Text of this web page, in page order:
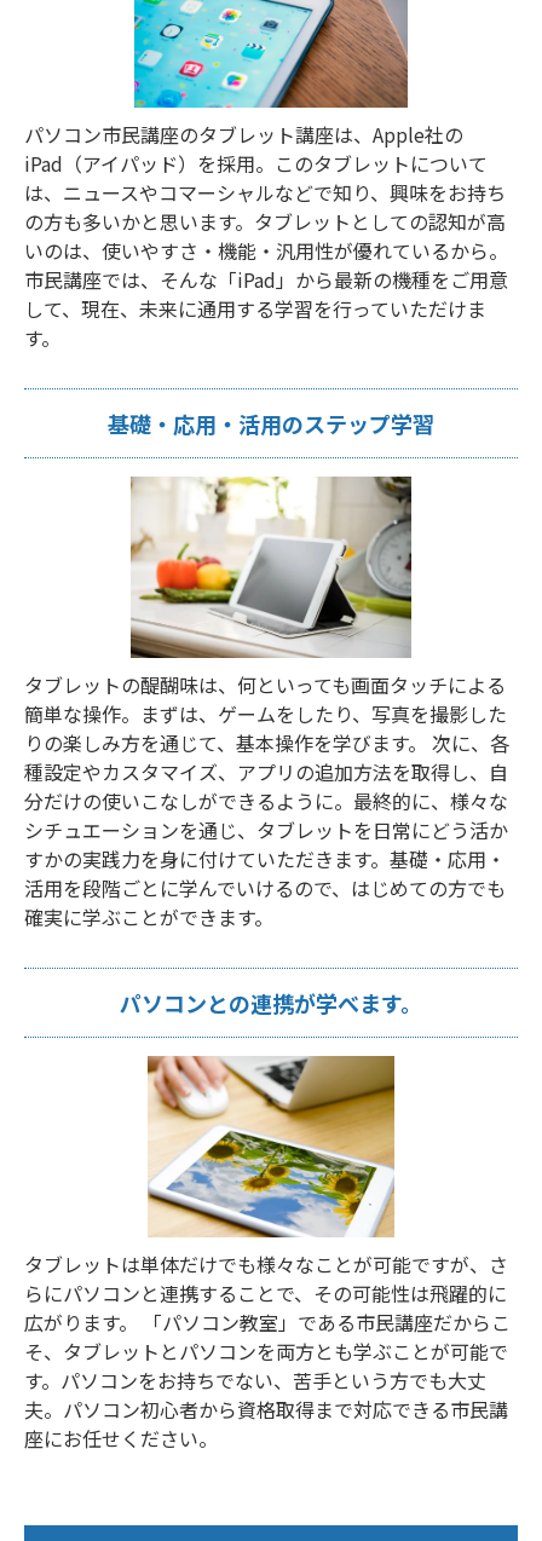
パソコン市民講座のタブレット講座は、Apple社の
iPad（アイパッド）を採用。このタブレットについて
は、ニュースやコマーシャルなどで知り、興味をお持ち
の方も多いかと思います。タブレットとしての認知が高
いのは、使いやすさ・機能・汎用性が優れているから。
市民講座では、そんな「iPad」から最新の機種をご用意
して、現在、未来に通用する学習を行っていただけま
す。
基礎・応用・活用のステップ学習
タブレットの醍醐味は、何といっても画面タッチによる
簡単な操作。まずは、ゲームをしたり、写真を撮影した
りの楽しみ方を通じて、基本操作を学びます。 次に、各
種設定やカスタマイズ、アプリの追加方法を取得し、自
分だけの使いこなしができるように。最終的に、様々な
シチュエーションを通じ、タブレットを日常にどう活か
すかの実践力を身に付けていただきます。基礎・応用・
活用を段階ごとに学んでいけるので、はじめての方でも
確実に学ぶことができます。
パソコンとの連携が学べます。
タブレットは単体だけでも様々なことが可能ですが、さ
らにパソコンと連携することで、その可能性は飛躍的に
広がります。 「パソコン教室」である市民講座だからこ
そ、タブレットとパソコンを両方とも学ぶことが可能で
す。パソコンをお持ちでない、苦手という方でも大丈
夫。パソコン初心者から資格取得まで対応できる市民講
座にお任せください。